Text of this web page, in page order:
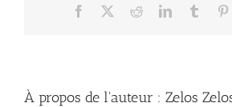
Facebook RedditLinkedInTumblr
À propos de l'auteur : Zelos